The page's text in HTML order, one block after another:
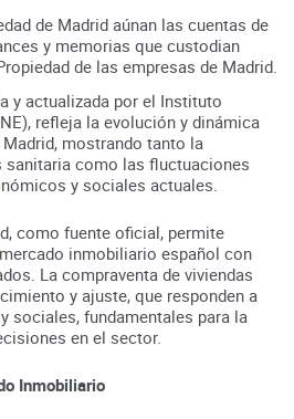
de Madrid aúnan las cuentas de
y memorias que custodian
de las empresas de Madrid
y actualizada por el Instituto
refleja la evolución y dinámica
Madrid, mostrando tanto la
como las fluctuaciones
y sociales actuales.
como fuente oficial, permite
inmobiliario español con
La compraventa de viviendas
y ajuste, que responden a
sociales, fundamentales para la
en el sector.
Inmobiliario